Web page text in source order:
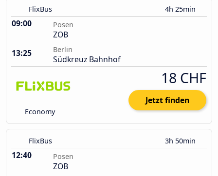
FlixBus 4h 25min
09:00 Posen
ZOB
13:25
Berlin
Südkreuz Bahnhof
Economy
18 CHF
Jetzt finden
FlixBus 3h 50min
12:40 Posen
ZOB